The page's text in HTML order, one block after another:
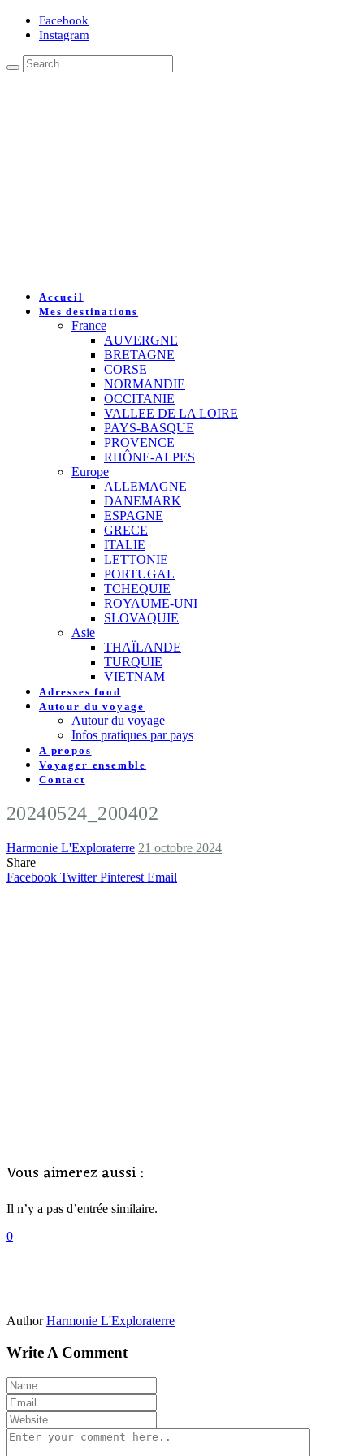
Facebook
Instagram
Accueil
Mes destinations
France
AUVERGNE
BRETAGNE
CORSE
NORMANDIE
OCCITANIE
VALLEE DE LA LOIRE
PAYS-BASQUE
PROVENCE
RHÔNE-ALPES
Europe
ALLEMAGNE
DANEMARK
ESPAGNE
GRECE
ITALIE
LETTONIE
PORTUGAL
TCHEQUIE
ROYAUME-UNI
SLOVAQUIE
Asie
THAÏLANDE
TURQUIE
VIETNAM
Adresses food
Autour du voyage
Autour du voyage
Infos pratiques par pays
A propos
Voyager ensemble
Contact
20240524_200402
Harmonie L'Exploraterre 21 octobre 2024
Share
Facebook Twitter Pinterest Email
Vous aimerez aussi :
Il n’y a pas d’entrée similaire.
0
Author Harmonie L'Exploraterre
Write A Comment